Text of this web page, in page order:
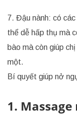
7. Đậu nành: có
thể dễ hấp thụ mà
bào mà còn giúp
một.
Bí quyết giúp nở
1. Massage